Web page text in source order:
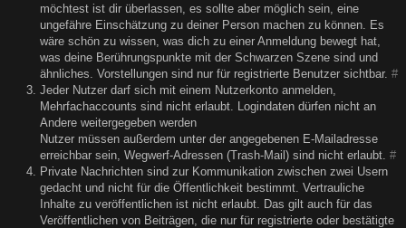
möchtest ist dir überlassen, es sollte aber möglich sein, eine
ungefähre Einschätzung zu deiner Person machen zu können. Es
wäre schön zu wissen, was dich zu einer Anmeldung bewegt hat,
was deine Berührungspunkte mit der Schwarzen Szene sind und
ähnliches. Vorstellungen sind nur für registrierte Benutzer sichtbar. #
Jeder Nutzer darf sich mit einem Nutzerkonto anmelden,
Mehrfachaccounts sind nicht erlaubt. Logindaten dürfen nicht an
Andere weitergegeben werden
Nutzer müssen außerdem unter der angegebenen E-Mailadresse
erreichbar sein, Wegwerf-Adressen (Trash-Mail) sind nicht erlaubt. #
Private Nachrichten sind zur Kommunikation zwischen zwei Usern
gedacht und nicht für die Öffentlichkeit bestimmt. Vertrauliche
Inhalte zu veröffentlichen ist nicht erlaubt. Das gilt auch für das
Veröffentlichen von Beiträgen, die nur für registrierte oder bestätigte